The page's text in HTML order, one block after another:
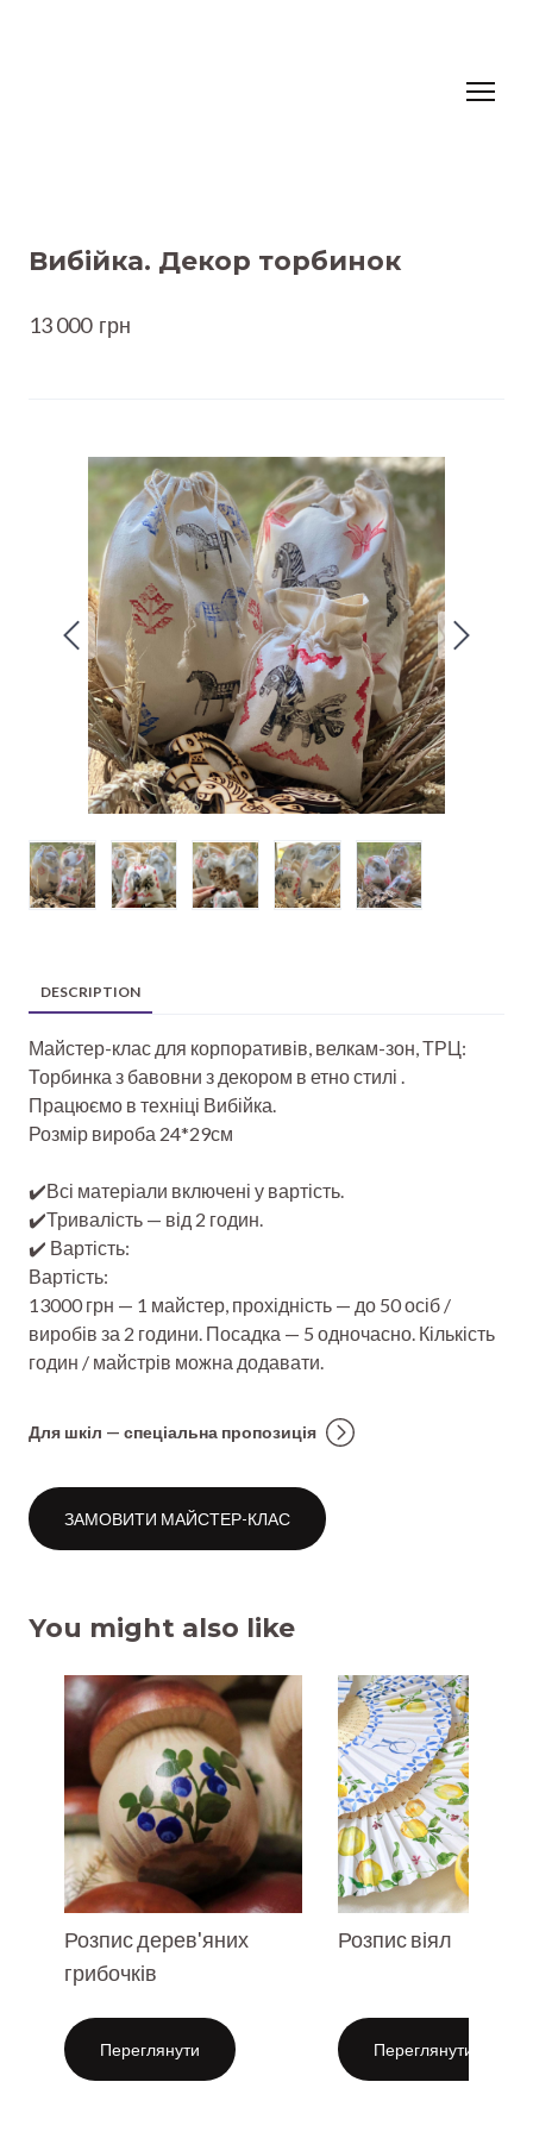
Вибійка. Декор торбинок
13 000  грн
DESCRIPTION
Майстер-клас для корпоративів, велкам-зон, ТРЦ:
Торбинка з бавовни з декором в етно стилі .
Працюємо в техніці Вибійка.
Розмір вироба 24*29см
✔️Всі матеріали включені у вартість.
✔️Тривалість — від 2 годин.
✔️ Вартість:
Вартість:
13000 грн — 1 майстер, прохідність — до 50 осіб /
виробів за 2 години. Посадка — 5 одночасно. Кількість
годин / майстрів можна додавати.
Для шкіл — спеціальна пропозиція
ЗАМОВИТИ МАЙСТЕР-КЛАС
You might also like
Розпис дерев'яних
грибочків
Переглянути
Розпис віял
Переглянути